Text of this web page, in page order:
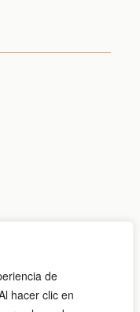
de
hacer clic en